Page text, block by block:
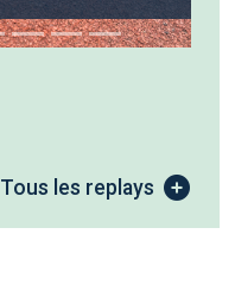
Tous les replays